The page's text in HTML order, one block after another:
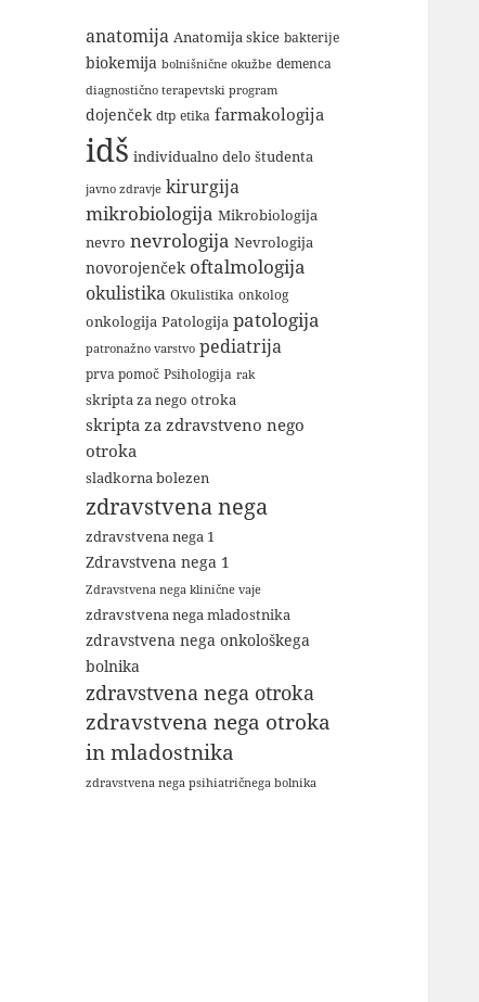
anatomija Anatomija skice bakterije
biokemija bolnišnične okužbe demenca
diagnostično terapevtski program
dojenček dtp etika farmakologija
idš individualno delo študenta
javno zdravje kirurgija
mikrobiologija Mikrobiologija
nevro nevrologija Nevrologija
novorojenček oftalmologija
okulistika Okulistika onkolog
onkologija Patologija patologija
patronažno varstvo pediatrija
prva pomoč Psihologija rak
skripta za nego otroka
skripta za zdravstveno nego
otroka
sladkorna bolezen
zdravstvena nega
zdravstvena nega 1
Zdravstvena nega 1
Zdravstvena nega klinične vaje
zdravstvena nega mladostnika
zdravstvena nega onkološkega
bolnika
zdravstvena nega otroka
zdravstvena nega otroka
in mladostnika
zdravstvena nega psihiatričnega bolnika